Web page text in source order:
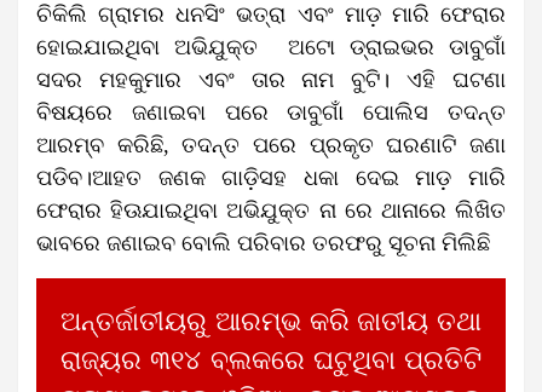
ଚିକିଲି ଗ୍ରାମର ଧନସିଂ ଭତ୍ରା ଏବଂ ମାଡ଼ ମାରି ଫେରାର
ହୋଇଯାଇଥିବା ଅଭିଯୁକ୍ତ ଅଟୋ ଡ୍ରାଇଭର ଡାବୁଗାଁ
ସଦର ମହକୁମାର ଏବଂ ତାର ନାମ ବୁଟି। ଏହି ଘଟଣା
ବିଷୟରେ ଜଣାଇବା ପରେ ଡାବୁଗାଁ ପୋଲିସ ତଦନ୍ତ
ଆରମ୍ବ କରିଛି, ତଦନ୍ତ ପରେ ପ୍ରକୃତ ଘରଣାଟି ଜଣା
ପଡିବ।ଆହତ ଜଣକ ଗାଡ଼ିସହ ଧକା ଦେଇ ମାଡ଼ ମାରି
ଫେରାର ହିଊଯାଇଥିବା ଅଭିଯୁକ୍ତ ନା ରେ ଥାନାରେ ଲିଖିତ
ଭାବରେ ଜଣାଇବ ବୋଲି ପରିବାର ତରଫରୁ ସୂଚନା ମିଲିଛି
ଅନ୍ତର୍ଜାତୀୟରୁ ଆରମ୍ଭ କରି ଜାତୀୟ ତଥା
ରାଜ୍ୟର ୩୧୪ ବ୍ଲକରେ ଘଟୁଥିବା ପ୍ରତିଟି